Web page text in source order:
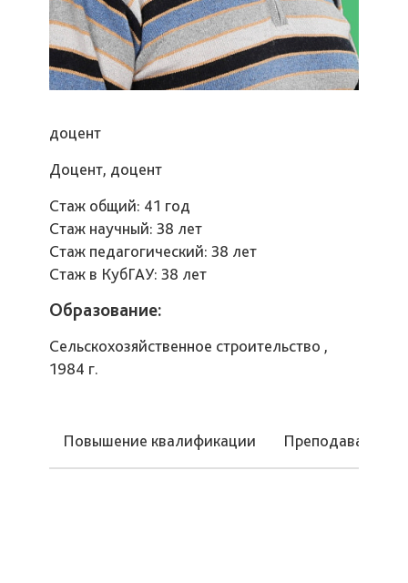
доцент
Доцент, доцент
Стаж общий: 41 год
Стаж научный: 38 лет
Стаж педагогический: 38 лет
Стаж в КубГАУ: 38 лет
Образование:
Сельскохозяйственное строительство ,
1984 г.
Повышение квалификации Преподаваемые